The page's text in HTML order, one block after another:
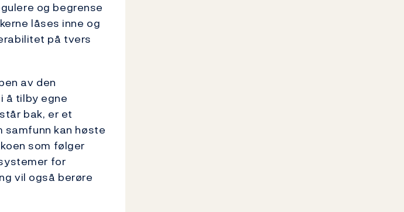
og begrense
låses inne og
på tvers
av den
å tilby egne
bak, er et
samfunn kan høste
som følger
for
vil også berøre